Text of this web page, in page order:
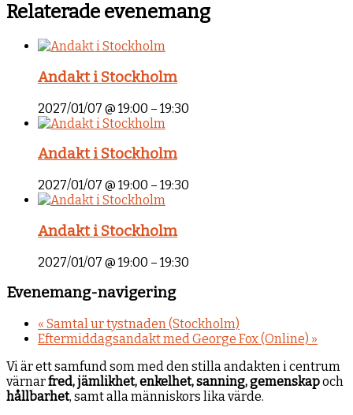
Relaterade evenemang
Andakt i Stockholm
2027/01/07 @ 19:00 – 19:30
Andakt i Stockholm
2027/01/07 @ 19:00 – 19:30
Andakt i Stockholm
2027/01/07 @ 19:00 – 19:30
Evenemang-navigering
« Samtal ur tystnaden (Stockholm)
Eftermiddagsandakt med George Fox (Online) »
Vi är ett samfund som med den stilla andakten i centrum
värnarfred, jämlikhet, enkelhet, sanning, gemenskapoch
hållbarhet, samt alla människors lika värde.